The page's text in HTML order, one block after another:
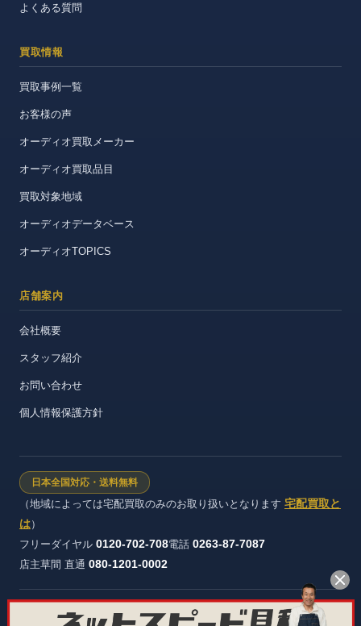
よくある質問
買取情報
買取事例一覧
お客様の声
オーディオ買取メーカー
オーディオ買取品目
買取対象地域
オーディオデータベース
オーディオTOPICS
店舗案内
会社概要
スタッフ紹介
お問い合わせ
個人情報保護方針
日本全国対応・送料無料
（地域によっては宅配買取のみのお取り扱いとなります 宅配買取と
は）
フリーダイヤル 0120-702-708電話 0263-87-7087
店主草間 直通 080-1201-0002
株式会社ヴィンテージストック 長野県公安委員会 許可証番号：第